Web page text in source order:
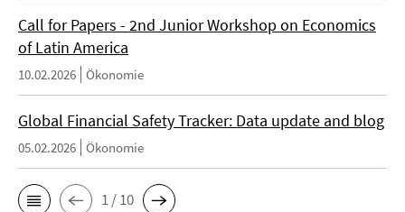
Call for Papers - 2nd Junior Workshop on Economics
of Latin America
10.02.2026 Ökonomie
Global Financial Safety Tracker: Data update and blog
05.02.2026 Ökonomie
1 / 10